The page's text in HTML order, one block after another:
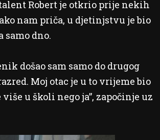
Robert je otkrio prije nekih
nam priča, u djetinjstvu je bio
samo dno.
došao sam samo do drugog
Moj otac je u to vrijeme bio
u školi nego ja”, započinje uz